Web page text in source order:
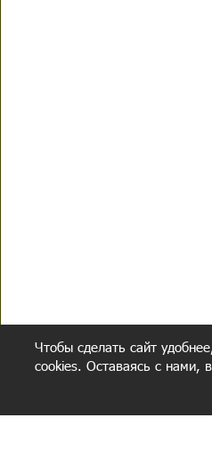
Чтобы сделать сайт
cookies. Оставаясь с нами,